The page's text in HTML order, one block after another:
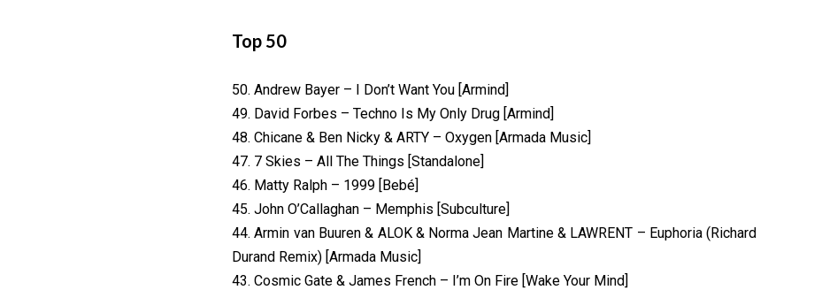
Top 50
50. Andrew Bayer – I Don’t Want You [Armind]
49. David Forbes – Techno Is My Only Drug [Armind]
48. Chicane & Ben Nicky & ARTY – Oxygen [Armada Music]
47. 7 Skies – All The Things [Standalone]
46. Matty Ralph – 1999 [Bebé]
45. John O’Callaghan – Memphis [Subculture]
44. Armin van Buuren & ALOK & Norma Jean Martine & LAWRENT – Euphoria (Richard
Durand Remix) [Armada Music]
43. Cosmic Gate & James French – I’m On Fire [Wake Your Mind]